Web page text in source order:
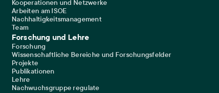
Kooperationen und Netzwerke
Arbeiten am ISOE
Nachhaltigkeitsmanagement
Team
Forschung und Lehre
Forschung
Wissenschaftliche Bereiche und Forschungsfelder
Projekte
Publikationen
Lehre
Nachwuchsgruppe regulate